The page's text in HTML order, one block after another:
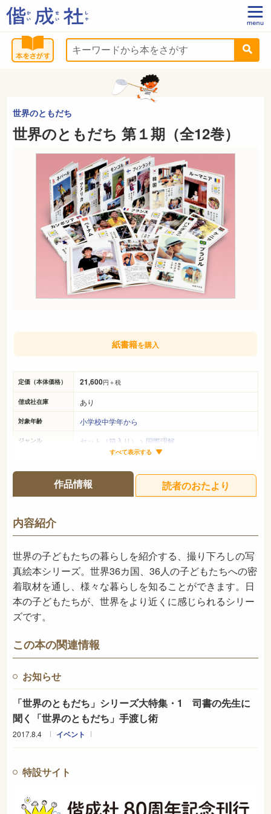
世界のともだち
世界のともだち 第１期（全12巻）
定価（本体価格） 21,600円＋税
偕成社在庫 あり
対象年齢 小学校中学年から
ジャンル セット（箱入り） > 国際理解
各40ページ
ISBN 978-4-03-648121-7
NDC
発売日 2014年3月
すべて表示する
紙書籍を購入
作品情報 読者のおたより
内容紹介
世界の子どもたちの暮らしを紹介する、撮り下ろしの写
真絵本シリーズ。世界36カ国、36人の子どもたちへの密
着取材を通し、様々な暮らしを知ることができます。日
本の子どもたちが、世界をより近くに感じられるシリー
ズです。
この本の関連情報
お知らせ
「世界のともだち」シリーズ大特集・1 司書の先生に
聞く「世界のともだち」手渡し術
2017.8.4 イベント
特設サイト